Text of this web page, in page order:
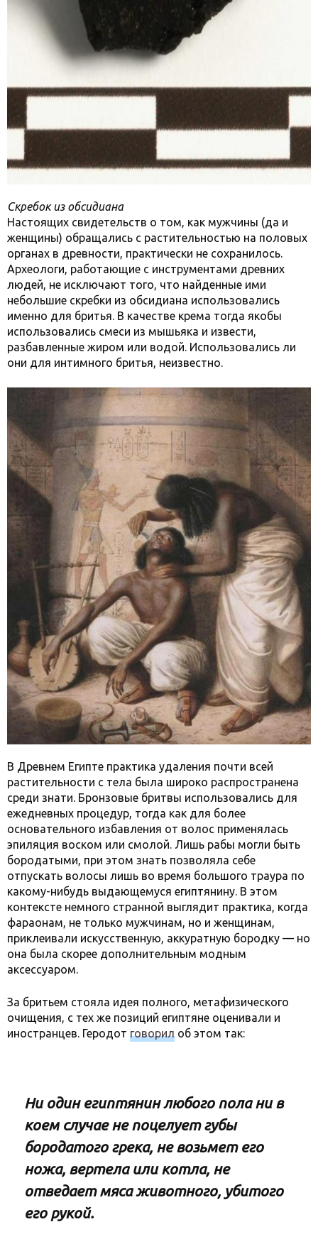
Скребок из обсидиана
Настоящих свидетельств о том, как мужчины (да и
женщины) обращались с растительностью на половых
органах в древности, практически не сохранилось.
Археологи, работающие с инструментами древних
людей, не исключают того, что найденные ими
небольшие скребки из обсидиана использовались
именно для бритья. В качестве крема тогда якобы
использовались смеси из мышьяка и извести,
разбавленные жиром или водой. Использовались ли
они для интимного бритья, неизвестно.
В Древнем Египте практика удаления почти всей
растительности с тела была широко распространена
среди знати. Бронзовые бритвы использовались для
ежедневных процедур, тогда как для более
основательного избавления от волос применялась
эпиляция воском или смолой. Лишь рабы могли быть
бородатыми, при этом знать позволяла себе
отпускать волосы лишь во время большого траура по
какому-нибудь выдающемуся египтянину. В этом
контексте немного странной выглядит практика, когда
фараонам, не только мужчинам, но и женщинам,
приклеивали искусственную, аккуратную бородку — но
она была скорее дополнительным модным
аксессуаром.
За бритьем стояла идея полного, метафизического
очищения, с тех же позиций египтяне оценивали и
иностранцев. Геродот говорил об этом так:
Ни один египтянин любого пола ни в
коем случае не поцелует губы
бородатого грека, не возьмет его
ножа, вертела или котла, не
отведает мяса животного, убитого
его рукой.